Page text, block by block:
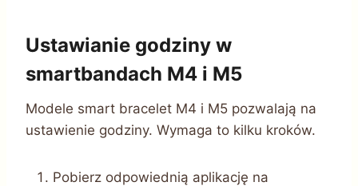
Ustawianie godziny w
smartbandach M4 i M5
Modele smart bracelet M4 i M5 pozwalają na
ustawienie godziny. Wymaga to kilku kroków.
Pobierz odpowiednią aplikację na